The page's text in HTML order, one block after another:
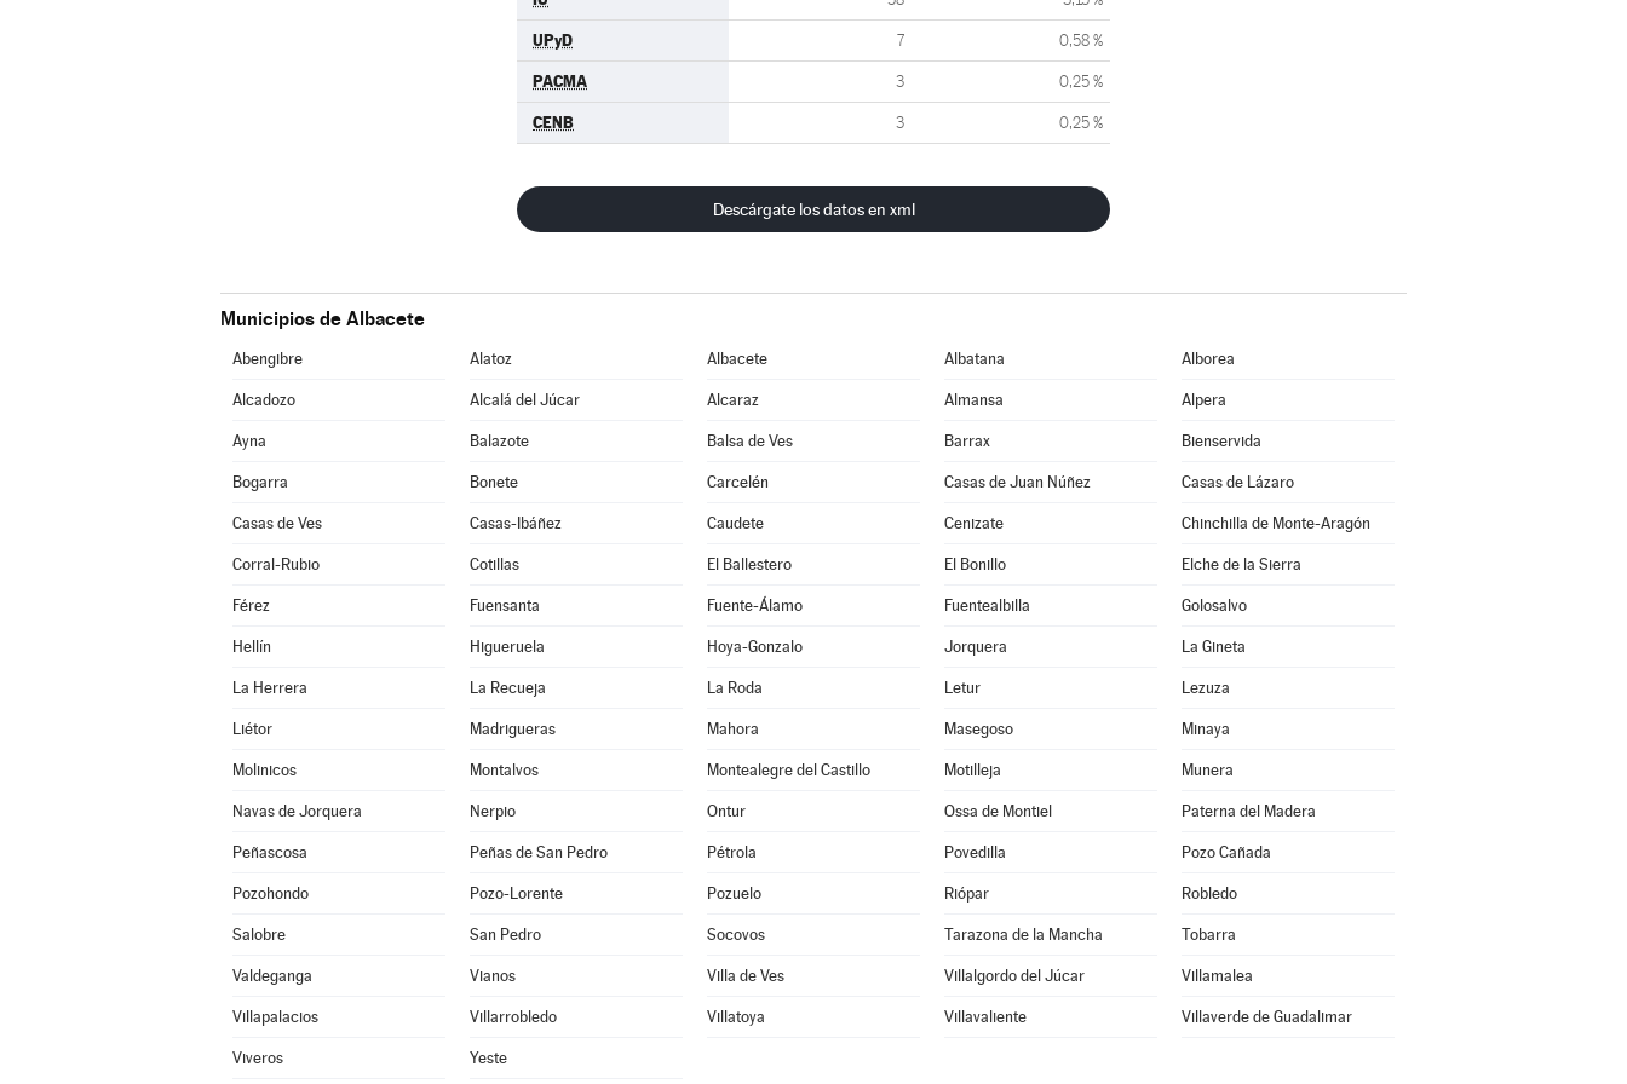
UPyD 7 0,58 %
PACMA 3 0,25 %
CENB 3 0,25 %
Descárgate los datos en xml
Municipios de Albacete
Abengibre Alatoz Albacete Albatana Alborea
Alcadozo Alcalá del Júcar Alcaraz Almansa Alpera
Ayna Balazote Balsa de Ves Barrax Bienservida
Bogarra Bonete Carcelén Casas de Juan Núñez Casas de Lázaro
Casas de Ves Casas-Ibáñez Caudete Cenizate Chinchilla de Monte-Aragón
Corral-Rubio Cotillas El Ballestero El Bonillo Elche de la Sierra
Férez Fuensanta Fuente-Álamo Fuentealbilla Golosalvo
Hellín Higueruela Hoya-Gonzalo Jorquera La Gineta
La Herrera La Recueja La Roda Letur Lezuza
Liétor Madrigueras Mahora Masegoso Minaya
Molinicos Montalvos Montealegre del Castillo Motilleja Munera
Navas de Jorquera Nerpio Ontur Ossa de Montiel Paterna del Madera
Peñascosa Peñas de San Pedro Pétrola Povedilla Pozo Cañada
Pozohondo Pozo-Lorente Pozuelo Riópar Robledo
Salobre San Pedro Socovos Tarazona de la Mancha Tobarra
Valdeganga Vianos Villa de Ves Villalgordo del Júcar Villamalea
Villapalacios Villarrobledo Villatoya Villavaliente Villaverde de Guadalimar
Viveros Yeste